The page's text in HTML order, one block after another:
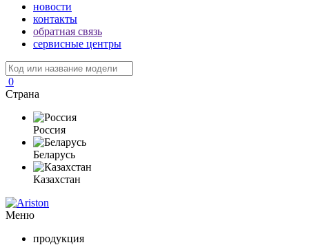
новости
контакты
обратная связь
сервисные центры
0
Страна
Россия
Беларусь
Казахстан
Меню
продукция